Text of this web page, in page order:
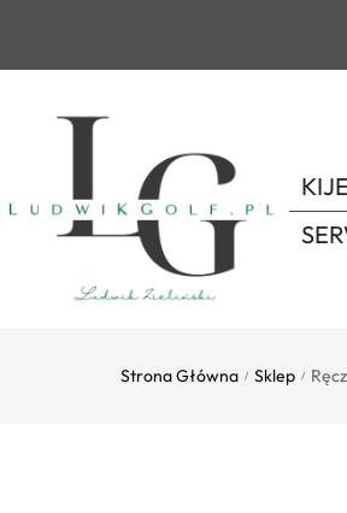
KIJE
Strona Główna / Sklep /